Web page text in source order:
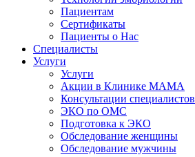
Пациентам
Сертификаты
Пациенты о Нас
Специалисты
Услуги
Услуги
Акции в Клинике МАМА
Консультации специалистов
ЭКО по ОМС
Подготовка к ЭКО
Обследование женщины
Обследование мужчины